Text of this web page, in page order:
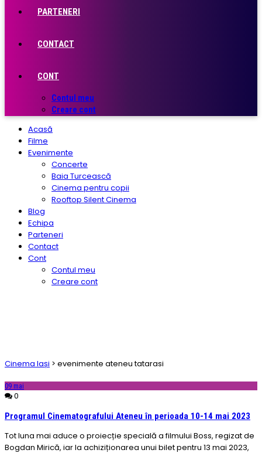
PARTENERI
CONTACT
CONT
Contul meu
Creare cont
Acasă
Filme
Evenimente
Concerte
Baia Turcească
Cinema pentru copii
Rooftop Silent Cinema
Blog
Echipa
Parteneri
Contact
Cont
Contul meu
Creare cont
Cinema Iași > evenimente ateneu tatarasi
09 mai
0
Programul Cinematografului Ateneu în perioada 10-14 mai 2023
Tot luna mai aduce o proiecție specială a filmului Boss, regizat de
Bogdan Mirică, iar la achiziționarea unui bilet pentru 13 mai 2023,